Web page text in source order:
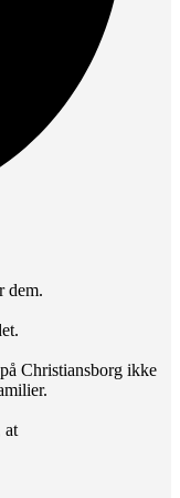
dem.
Christiansborg ikke
at